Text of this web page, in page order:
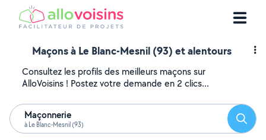
Maçons à Le Blanc-Mesnil (93) et alentours
Consultez les profils des meilleurs maçons sur
AlloVoisins ! Postez votre demande en 2 clics...
Maçonnerie
à Le Blanc-Mesnil (93)